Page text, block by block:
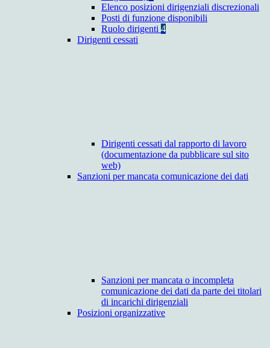
Elenco posizioni dirigenziali discrezionali
Posti di funzione disponibili
Ruolo dirigenti 4
Dirigenti cessati
Dirigenti cessati dal rapporto di lavoro
(documentazione da pubblicare sul sito
web)
Sanzioni per mancata comunicazione dei dati
Sanzioni per mancata o incompleta
comunicazione dei dati da parte dei titolari
di incarichi dirigenziali
Posizioni organizzative